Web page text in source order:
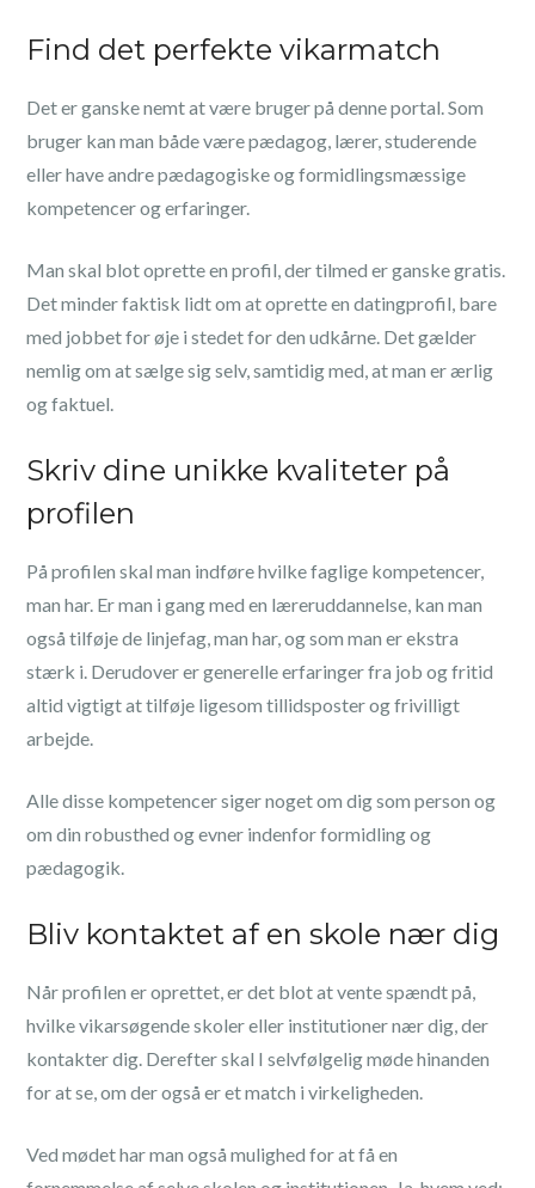
Find det perfekte vikarmatch
Det er ganske nemt at være bruger på denne portal. Som
bruger kan man både være pædagog, lærer, studerende
eller have andre pædagogiske og formidlingsmæssige
kompetencer og erfaringer.
Man skal blot oprette en profil, der tilmed er ganske gratis.
Det minder faktisk lidt om at oprette en datingprofil, bare
med jobbet for øje i stedet for den udkårne. Det gælder
nemlig om at sælge sig selv, samtidig med, at man er ærlig
og faktuel.
Skriv dine unikke kvaliteter på
profilen
På profilen skal man indføre hvilke faglige kompetencer,
man har. Er man i gang med en læreruddannelse, kan man
også tilføje de linjefag, man har, og som man er ekstra
stærk i. Derudover er generelle erfaringer fra job og fritid
altid vigtigt at tilføje ligesom tillidsposter og frivilligt
arbejde.
Alle disse kompetencer siger noget om dig som person og
om din robusthed og evner indenfor formidling og
pædagogik.
Bliv kontaktet af en skole nær dig
Når profilen er oprettet, er det blot at vente spændt på,
hvilke vikarsøgende skoler eller institutioner nær dig, der
kontakter dig. Derefter skal I selvfølgelig møde hinanden
for at se, om der også er et match i virkeligheden.
Ved mødet har man også mulighed for at få en